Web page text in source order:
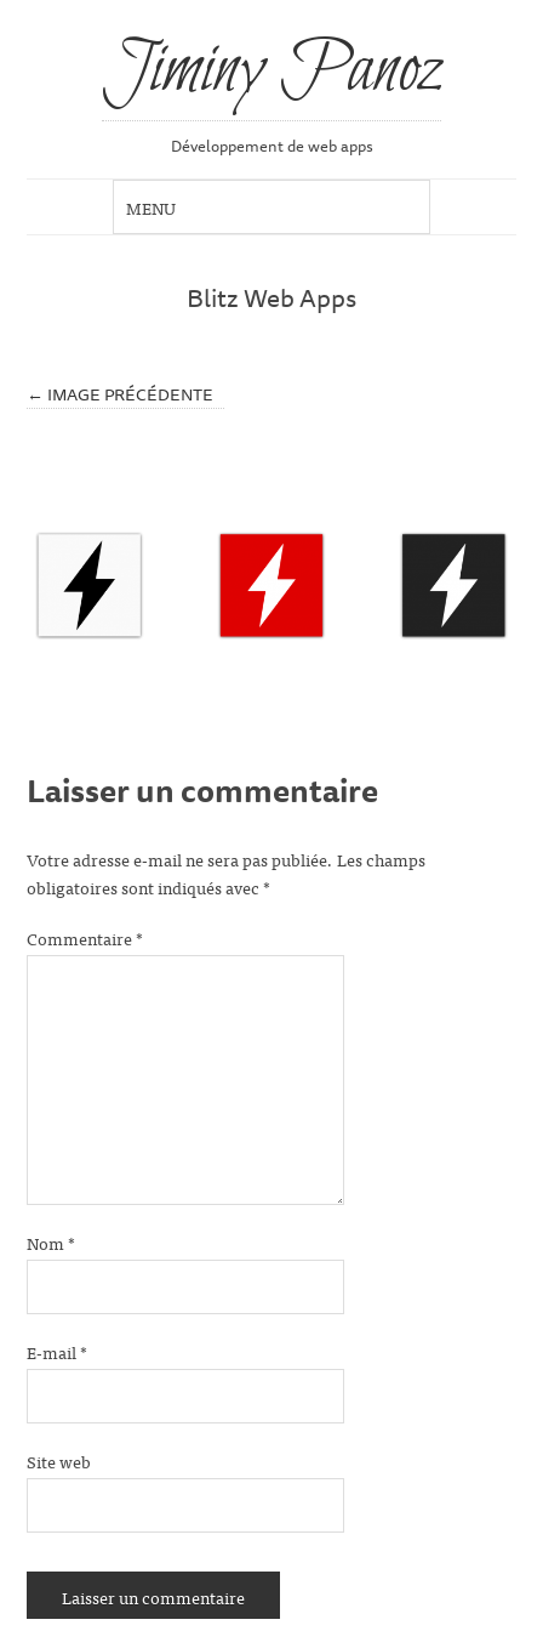
Jiminy Panoz
Développement de web apps
Blitz Web Apps
← IMAGE PRÉCÉDENTE
Laisser un commentaire
Votre adresse e-mail ne sera pas publiée. Les champs
obligatoires sont indiqués avec*
Commentaire*
Nom*
E-mail*
Site web